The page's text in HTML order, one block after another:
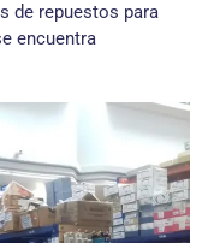
de repuestos para
encuentra